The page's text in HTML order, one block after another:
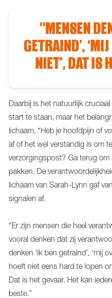
"MENSEN
GETRAIND’,
NIET’, DAT IS
Daarbij is het natuurlijk
start te staan, maar het
lichaam. “Heb je hoofdpijn of
af of het wel verstandig is om
verzorgingspost? Ga terug
pakken. De
lichaam van Sarah-Lynn gaf
signalen af.
“Er zijn mensen die heel
vooral denken dat zij
denken ‘ik ben getraind’, ‘mij
hoeft niet eens hard te lopen
Dat is het gevaar. Het kan
beste.”